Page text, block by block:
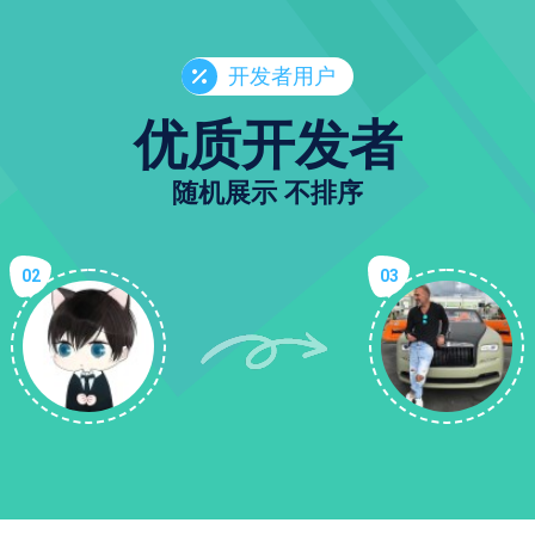
开发者用户
优质开发者
随机展示 不排序
02 03